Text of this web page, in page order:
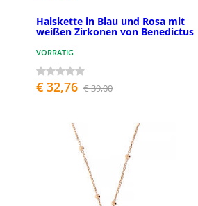
Halskette in Blau und Rosa mit
weißen Zirkonen von Benedictus
VORRÄTIG
€ 32,76 € 39,00